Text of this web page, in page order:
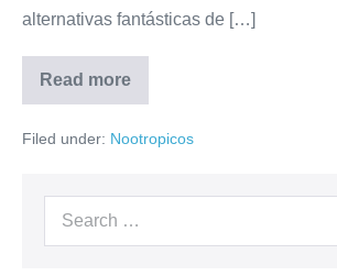
alternativas fantásticas de […]
Read more
Filed under: Nootropicos